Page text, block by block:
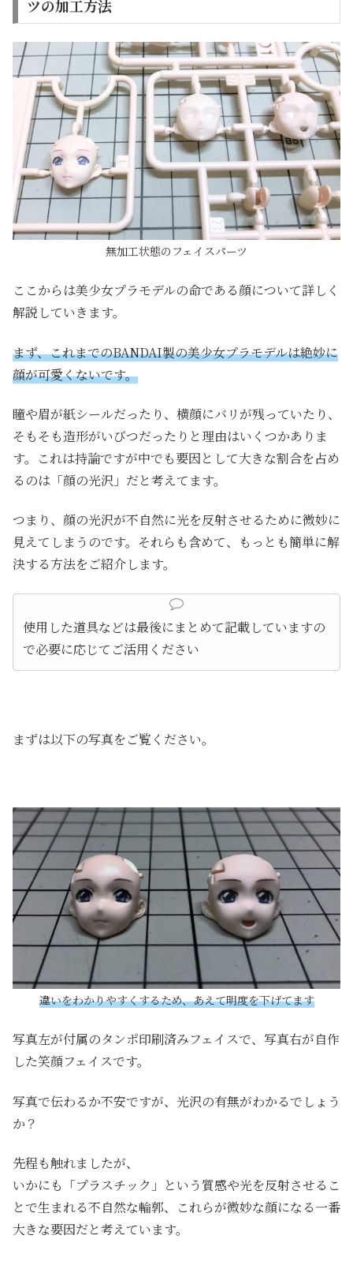
ツの加工方法
無加工状態のフェイスパーツ
ここからは美少女プラモデルの命である顔について詳しく
解説していきます。
まず、これまでのBANDAI製の美少女プラモデルは絶妙に
顔が可愛くないです。
瞳や眉が紙シールだったり、横顔にバリが残っていたり、
そもそも造形がいびつだったりと理由はいくつかありま
す。これは持論ですが中でも要因として大きな割合を占め
るのは「顔の光沢」だと考えてます。
つまり、顔の光沢が不自然に光を反射させるために微妙に
見えてしまうのです。それらも含めて、もっとも簡単に解
決する方法をご紹介します。
使用した道具などは最後にまとめて記載していますの
で必要に応じてご活用ください
まずは以下の写真をご覧ください。
違いをわかりやすくするため、あえて明度を下げてます
写真左が付属のタンポ印刷済みフェイスで、写真右が自作
した笑顔フェイスです。
写真で伝わるか不安ですが、光沢の有無がわかるでしょう
か？
先程も触れましたが、
いかにも「プラスチック」という質感や光を反射させるこ
とで生まれる不自然な輪郭、これらが微妙な顔になる一番
大きな要因だと考えています。